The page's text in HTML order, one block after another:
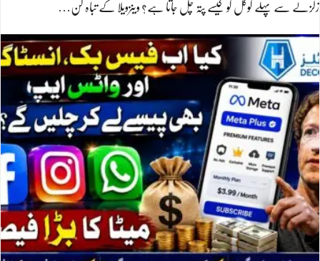
زلزلے سے پہلے گوگل کو کیسے پتہ چل جاتا ہے؟ وینزویلا کے تباہ کن…